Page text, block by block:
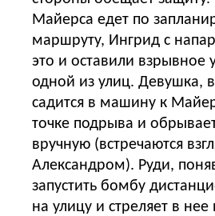
Майерса едет по
маршруту, Ингрид с
это и оставили взрывное
одной из улиц. Девушка,
садится в машину к
точке подрыва и
вручную (встречаются
Александром). Руди,
запустить бомбу
на улицу и стреляет в нее